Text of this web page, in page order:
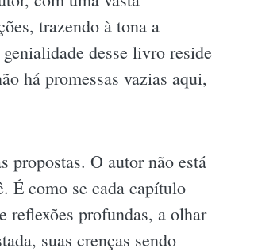
trazendo à tona a
desse livro reside
há promessas vazias aqui,
propostas. O autor não está
É como se cada capítulo
reflexões profundas, a olhar
suas crenças sendo